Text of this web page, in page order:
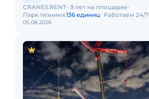
05.08.2026
CRANES.RENT 9 лет на площадке
Парк техники:136 единиц Работаем 24/7